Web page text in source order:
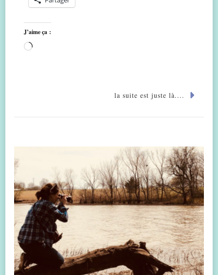
J’aime ça :
Chargement…
la suite est juste là....